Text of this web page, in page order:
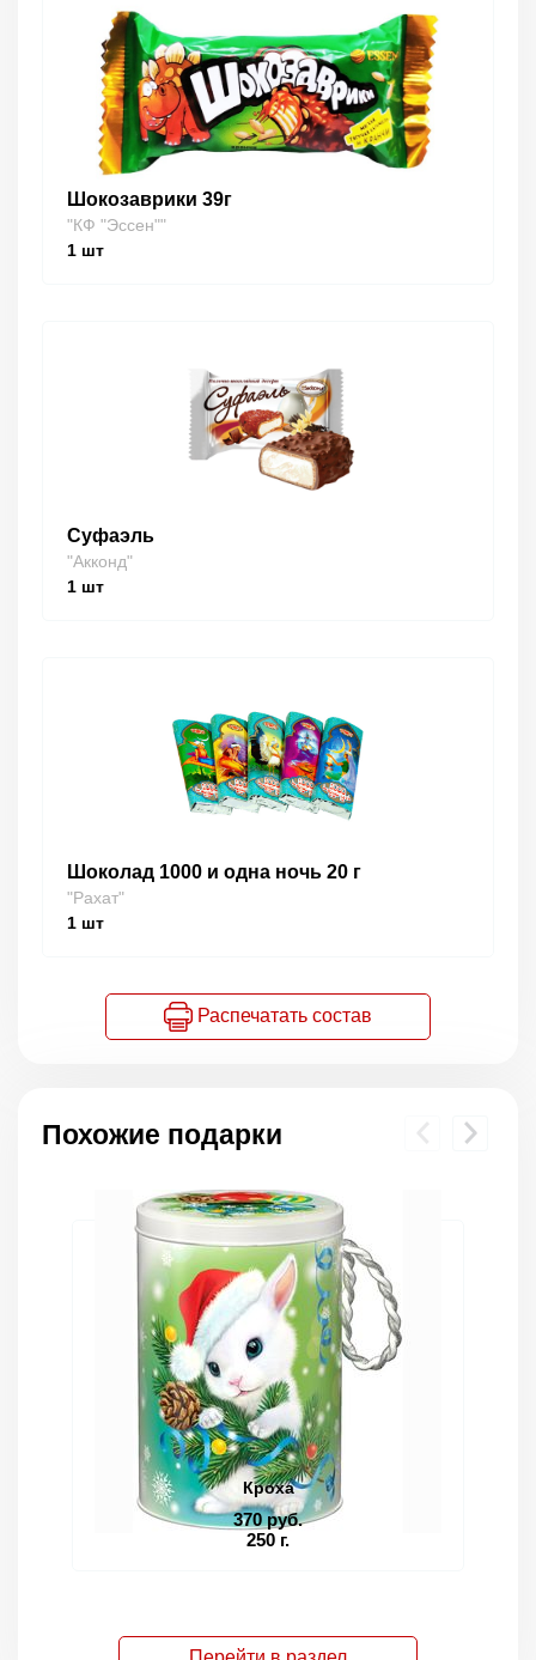
Шокозаврики 39г
"КФ "Эссен""
1 шт
Суфаэль
"Акконд"
1 шт
Шоколад 1000 и одна ночь 20 г
"Рахат"
1 шт
Распечатать состав
Похожие подарки
Кроха
370 руб.
250 г.